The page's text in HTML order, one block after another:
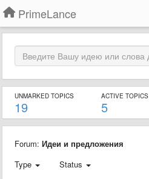
PrimeLance
UNMARKED TOPICS
19
ACTIVE TOPICS
5
Forum: Идеи и предложения
Type
Status